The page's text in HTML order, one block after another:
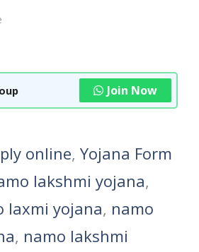
Join Now
online,Yojana Form
lakshmi yojana,
laxmi yojana, namo
, namo lakshmi